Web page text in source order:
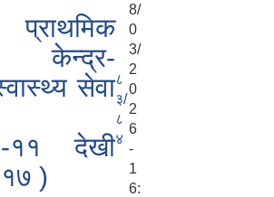
केन्द्र-
सेवा
११ देखी
)
८
३/
८
४
8/
0
3/
2
0
2
6
-
1
6: